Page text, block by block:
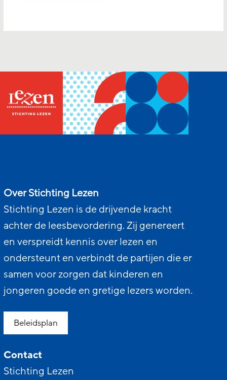
Over Stichting Lezen
Stichting Lezen is de drijvende kracht
achter de leesbevordering. Zij genereert
en verspreidt kennis over lezen en
ondersteunt en verbindt de partijen die er
samen voor zorgen dat kinderen en
jongeren goede en gretige lezers worden.
Beleidsplan
Contact
Stichting Lezen